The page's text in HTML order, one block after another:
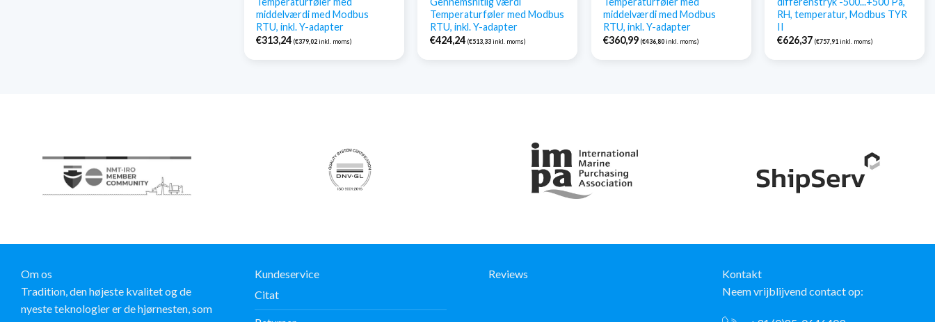
middelværdi med Modbus
RTU, inkl. Y-adapter
€313,24 (€379,02inkl. moms)
Temperaturføler med Modbus
RTU, inkl. Y-adapter
€424,24 (€513,33inkl. moms)
middelværdi med Modbus
RTU, inkl. Y-adapter
€360,99 (€436,80inkl. moms)
RH, temperatur, Modbus TYR
II
€626,37 (€757,91inkl. moms)
Om os
Tradition, den højeste kvalitet og de
nyeste teknologier er de hjørnesten, som
Kundeservice
Citat
Reviews
Kontakt
Neem vrijblijvend contact op: